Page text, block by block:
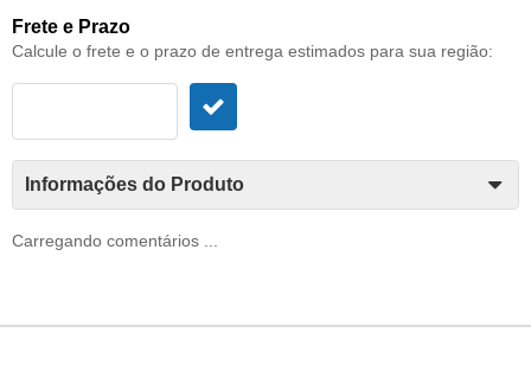
Frete e Prazo
Calcule o frete e o prazo de entrega estimados para sua região:
Informações do Produto
Carregando comentários ...